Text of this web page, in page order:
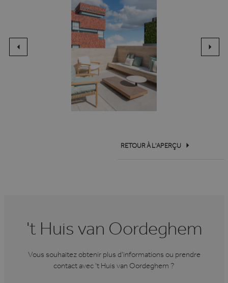
RETOUR À L'APERÇU
't Huis van Oordeghem
Vous souhaitez obtenir plus d'informations ou prendre
contact avec 't Huis van Oordeghem ?